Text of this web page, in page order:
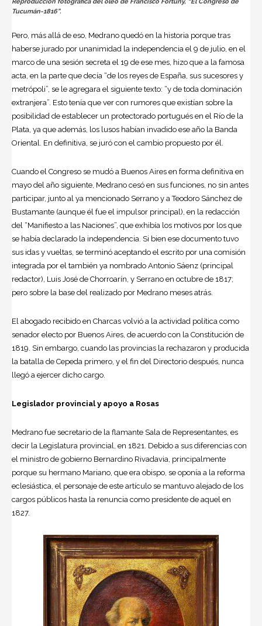
Tucumán-1816”.
Pero, más allá de eso, Medrano quedó en la historia porque tras
haberse jurado por unanimidad la independencia el 9 de julio, en el
marco de una sesión secreta el 19 de ese mes, hizo que a la famosa
acta, en la parte que decía “de los reyes de España, sus sucesores y
metrópoli”, se le agregara el siguiente texto: “y de toda dominación
extranjera”. Esto tenía que ver con rumores que existían sobre la
posibilidad de establecer un protectorado portugués en el Río de la
Plata, ya que además, los lusos habían invadido ese año la Banda
Oriental. En definitiva, se juró con el cambio propuesto por él.
Cuando el Congreso se mudó a Buenos Aires en forma definitiva en
mayo del año siguiente, Medrano cesó en sus funciones, no sin antes
participar, junto al ya mencionado Serrano y a Teodoro Sánchez de
Bustamante (aunque él fue el impulsor principal), en la redacción
del “Manifiesto a las Naciones”, que exhibía los motivos por los que
se había declarado la independencia. Si bien ese documento tuvo
sus idas y vueltas, se terminó aceptando el escrito por una comisión
integrada por el también ya nombrado Antonio Sáenz (principal
redactor), Luis José de Chorroarín, y Serrano en octubre de 1817;
pero sobre la base del realizado por Medrano meses atrás.
El abogado recibido en Charcas volvió a la actividad política como
senador electo por Buenos Aires, de acuerdo con la Constitución de
1819. Sin embargo, cuando las provincias la rechazaron y producida
la batalla de Cepeda primero, y el fin del Directorio después, nunca
llegó a ejercer dicho cargo.
Legislador provincial y apoyo a Rosas
Medrano fue secretario de la flamante Sala de Representantes, es
decir la Legislatura provincial, en 1821. Debido a sus diferencias con
el ministro de gobierno Bernardino Rivadavia, principalmente
porque su hermano Mariano, que era obispo, se oponía a la reforma
eclesiástica, el personaje de este artículo se mantuvo alejado de los
cargos públicos hasta la renuncia como presidente de aquel en
1827.